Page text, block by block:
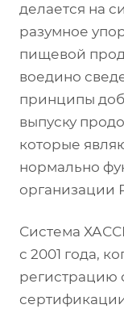
делается на
разумное
пищевой
воедино
принципы
выпуску
которые
нормально
организации
Система
с 2001 года,
регистрацию